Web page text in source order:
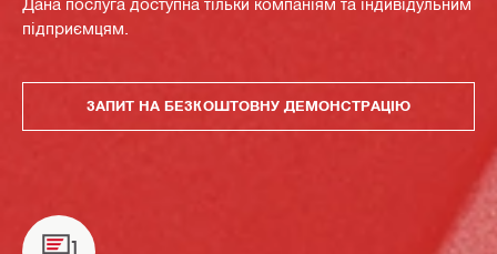
підприємцям.
ЗАПИТ НА БЕЗКОШТОВНУ ДЕМОНСТРАЦІЮ